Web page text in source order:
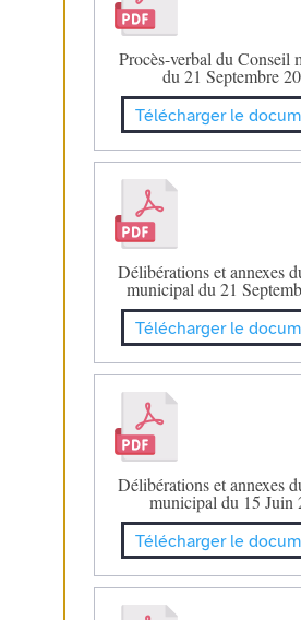
Procès-verbal du Conseil
du 21 Septembre
Télécharger le
Délibérations et annexes
municipal du 21
Télécharger le
Délibérations et annexes
municipal du 15 Juin
Télécharger le